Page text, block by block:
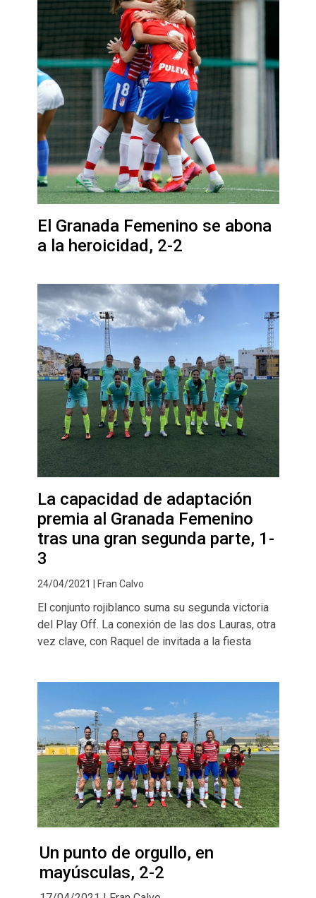
El Granada Femenino se abona
a la heroicidad, 2-2
La capacidad de adaptación
premia al Granada Femenino
tras una gran segunda parte, 1-
3
24/04/2021 | Fran Calvo
El conjunto rojiblanco suma su segunda victoria
del Play Off. La conexión de las dos Lauras, otra
vez clave, con Raquel de invitada a la fiesta
Un punto de orgullo, en
mayúsculas, 2-2